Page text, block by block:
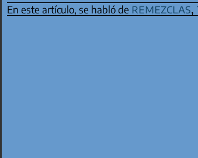
En este artículo, se habló de remezclas